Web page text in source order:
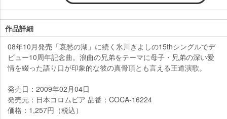
作品詳細
08年10月発売「哀愁の湖」に続く氷川きよしの15thシングルでデ
ビュー10周年記念曲。浪曲の兄弟をテーマに母子・兄弟の深い愛
情を綴った語り口が印象的な彼の真骨頂とも言える王道演歌。
発売日：2009年02月04日
発売元：日本コロムビア 品番：COCA-16224
価格：1,257円（税込）